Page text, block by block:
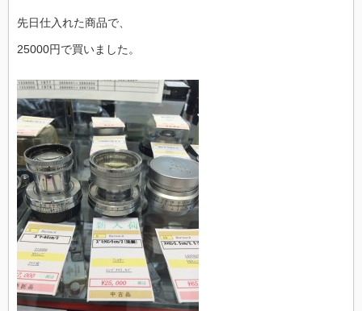
先日仕入れた商品で、
25000円で買いました。